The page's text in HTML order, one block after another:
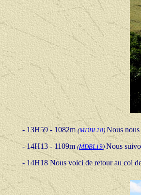
- 13H59 - 1082m(MDBL18)Nous
- 14H13 - 1109m (MDBL19)Nous
- 14H18 Nous voici de retour au col